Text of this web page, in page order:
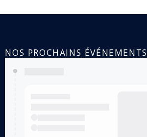
NOS PROCHAINS ÉVÉNEMENTS